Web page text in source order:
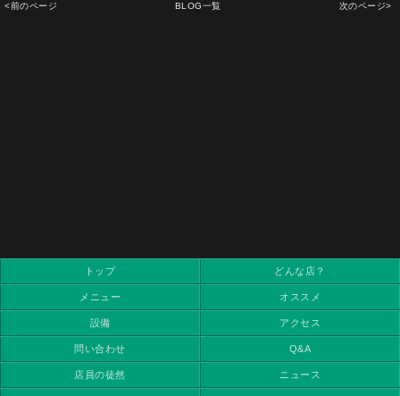
<前のページ BLOG一覧 次のページ>
トップ どんな店？
メニュー オススメ
設備 アクセス
問い合わせ Q&A
店員の徒然 ニュース